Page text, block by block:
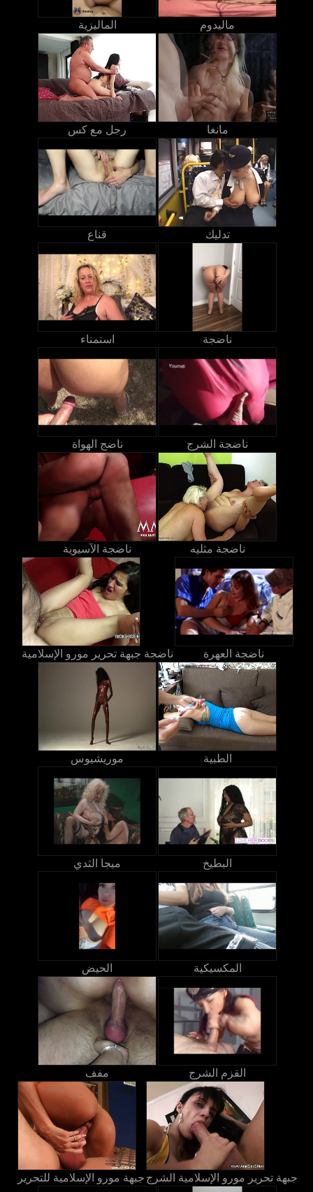
الماليزية ماليدوم
رجل مع كس مانغا
قناع تدليك
استمناء ناضجة
ناضج الهواة ناضجة الشرج
ناضجة الآسيوية ناضجة مثليه
ناضجة جبهة تحرير مورو الإسلامية ناضجة العهرة
موريشيوس الطبية
ميجا الثدي البطيخ
الحيض المكسيكية
مفف القزم الشرج
جبهة مورو الإسلامية للتحرير جبهة تحرير مورو الإسلامية الشرج